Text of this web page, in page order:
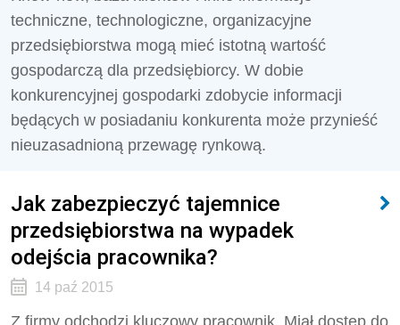
techniczne, technologiczne, organizacyjne
przedsiębiorstwa mogą mieć istotną wartość
gospodarczą dla przedsiębiorcy. W dobie
konkurencyjnej gospodarki zdobycie informacji
będących w posiadaniu konkurenta może przynieść
nieuzasadnioną przewagę rynkową.
Jak zabezpieczyć tajemnice
przedsiębiorstwa na wypadek
odejścia pracownika?
14 paź 2015
Z firmy odchodzi kluczowy pracownik. Miał dostęp do